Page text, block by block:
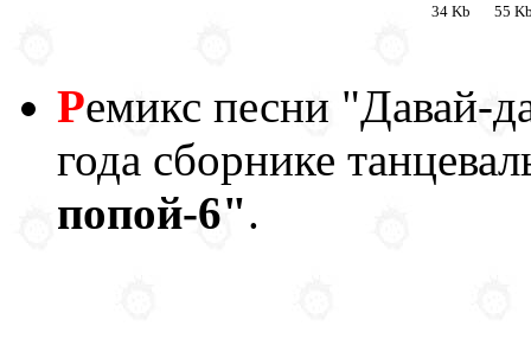
34 Kb 55
Ремикс песни "Давай-
года сборнике
попой-6".